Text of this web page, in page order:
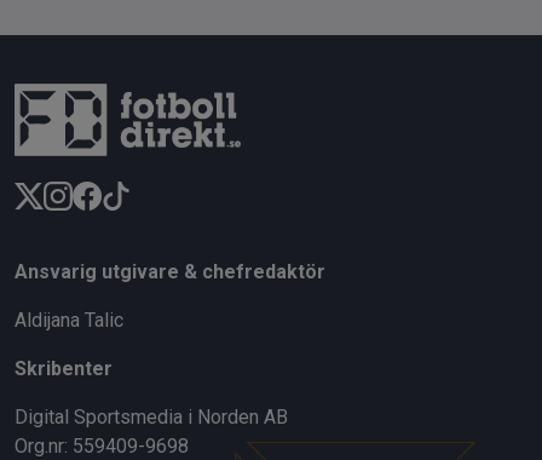
Ansvarig utgivare & chefredaktör
Aldijana Talic
Skribenter
Digital Sportsmedia i Norden AB
Org.nr: 559409-9698